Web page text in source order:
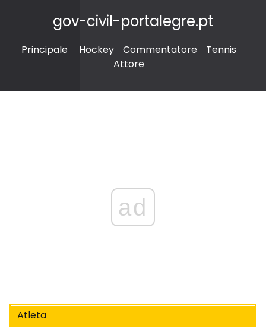
gov-civil-portalegre.pt
Principale Hockey Commentatore
Tennis
Attore
ad
Atleta